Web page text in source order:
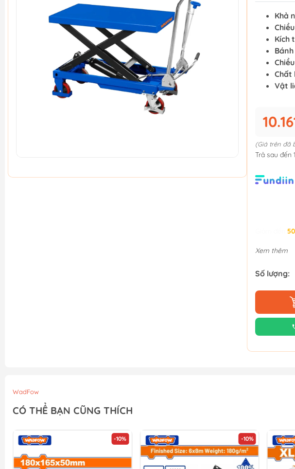
Khả
Kích
Bánh
Chất
Vật
(Giá trên đã
Trả sau đến
Xem thêm
Số lượng:
WadFow
CÓ THỂ BẠN CŨNG THÍCH
-10% -10%